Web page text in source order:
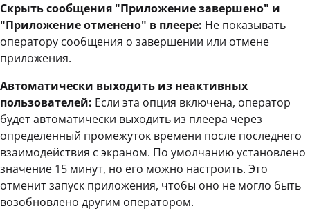
Скрыть сообщения "Приложение завершено" и
"Приложение отменено" в плеере: Не показывать
оператору сообщения о завершении или отмене
приложения.
Автоматически выходить из неактивных
пользователей: Если эта опция включена, оператор
будет автоматически выходить из плеера через
определенный промежуток времени после последнего
взаимодействия с экраном. По умолчанию установлено
значение 15 минут, но его можно настроить. Это
отменит запуск приложения, чтобы оно не могло быть
возобновлено другим оператором.